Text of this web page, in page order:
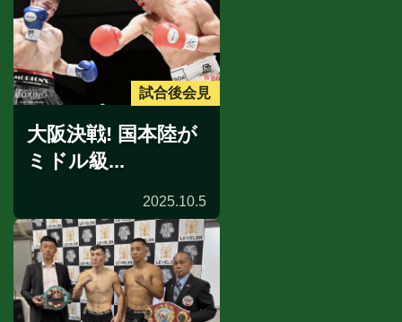
試合後会見
大阪決戦! 国本陸が
ミドル級...
2025.10.5